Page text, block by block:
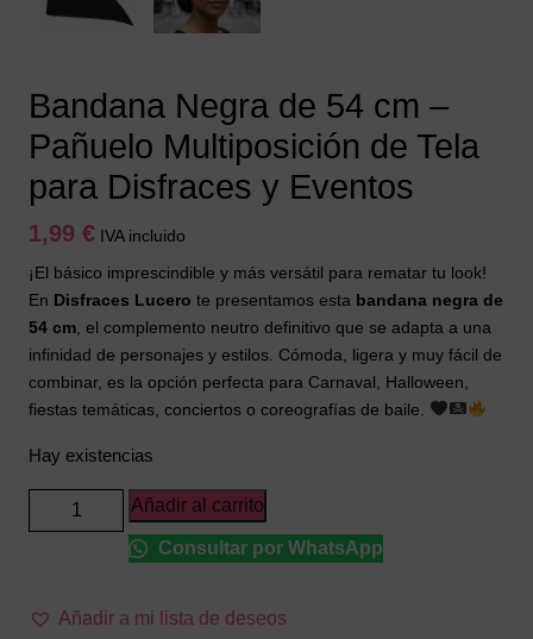
Bandana Negra de 54 cm –
Pañuelo Multiposición de Tela
para Disfraces y Eventos
1,99 € IVA incluido
¡El básico imprescindible y más versátil para rematar tu look!
En Disfraces Lucero te presentamos esta bandana negra de
54 cm , el complemento neutro definitivo que se adapta a una
infinidad de personajes y estilos. Cómoda, ligera y muy fácil de
combinar, es la opción perfecta para Carnaval, Halloween,
fiestas temáticas, conciertos o coreografías de baile.
Hay existencias
Bandana
Negra
cm
Añadir al carrito
Consultar por WhatsApp
Añadir a mi lista de deseos